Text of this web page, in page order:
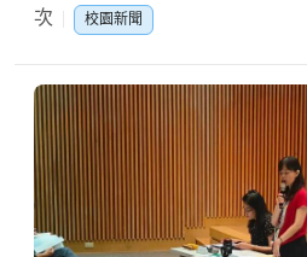
次
校園新聞